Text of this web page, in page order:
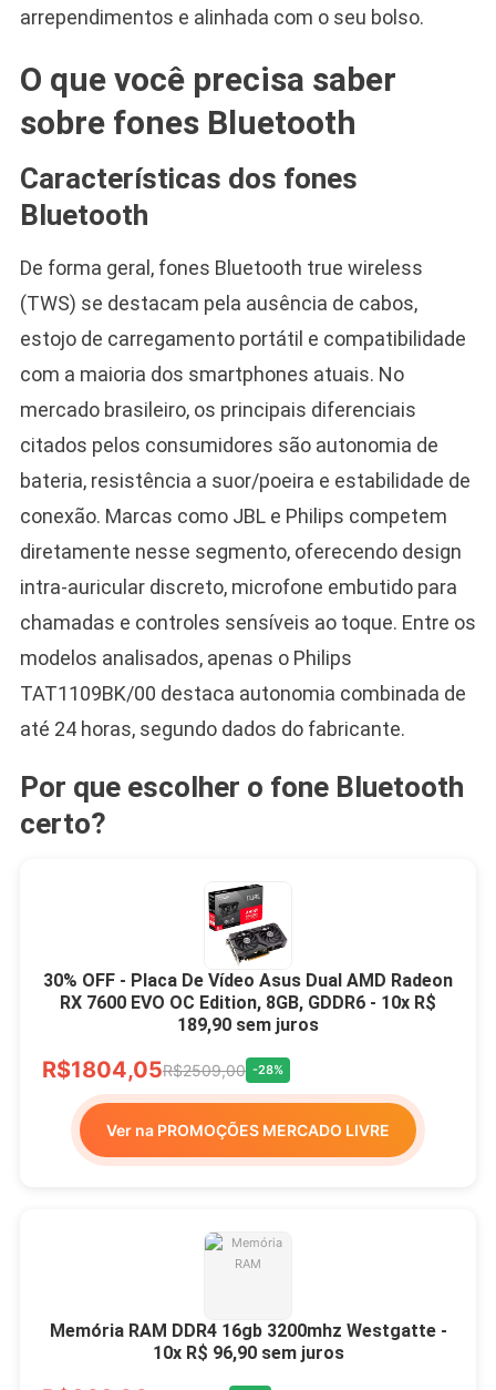
arrependimentos e alinhada com o seu bolso.
O que você precisa saber
sobre fones Bluetooth
Características dos fones
Bluetooth
De forma geral, fones Bluetooth true wireless
(TWS) se destacam pela ausência de cabos,
estojo de carregamento portátil e compatibilidade
com a maioria dos smartphones atuais. No
mercado brasileiro, os principais diferenciais
citados pelos consumidores são autonomia de
bateria, resistência a suor/poeira e estabilidade de
conexão. Marcas como JBL e Philips competem
diretamente nesse segmento, oferecendo design
intra-auricular discreto, microfone embutido para
chamadas e controles sensíveis ao toque. Entre os
modelos analisados, apenas o Philips
TAT1109BK/00 destaca autonomia combinada de
até 24 horas, segundo dados do fabricante.
Por que escolher o fone Bluetooth
certo?
30% OFF - Placa De Vídeo Asus Dual AMD Radeon
RX 7600 EVO OC Edition, 8GB, GDDR6 - 10x R$
189,90 sem juros
R$1804,05R$2509,00 -28%
Ver na PROMOÇÕES MERCADO LIVRE
Memória RAM DDR4 16gb 3200mhz Westgatte -
10x R$ 96,90 sem juros